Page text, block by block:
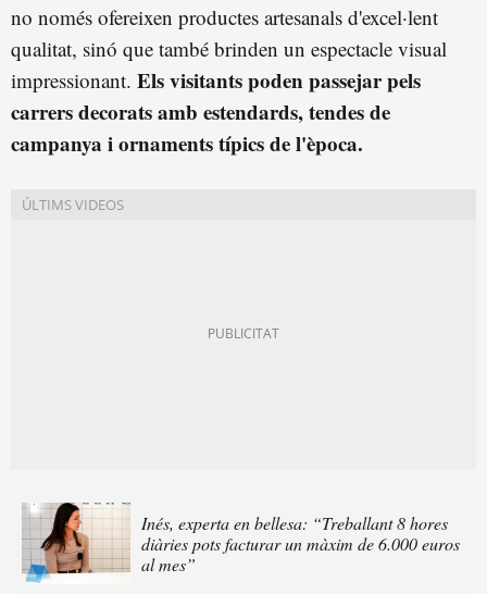
no només ofereixen productes artesanals d'excel·lent
qualitat, sinó que també brinden un espectacle visual
impressionant. Els visitants poden passejar pels
carrers decorats amb estendards, tendes de
campanya i ornaments típics de l'època.
Inés, experta en bellesa: “Treballant 8 hores
diàries pots facturar un màxim de 6.000 euros
al mes”